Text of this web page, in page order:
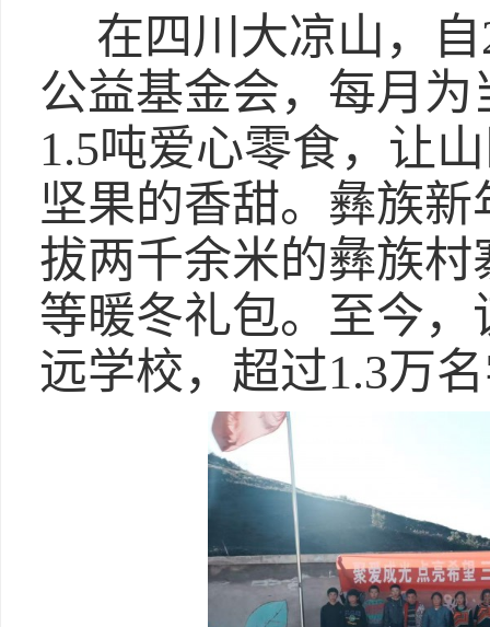
在四川大凉山，
公益基金会，每月
1.5吨爱心零食，让
坚果的香甜。彝族
拔两千余米的彝族
等暖冬礼包。至今
远学校，超过1.3万